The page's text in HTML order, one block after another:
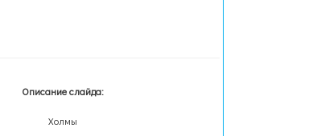
Описание слайда:
Холмы